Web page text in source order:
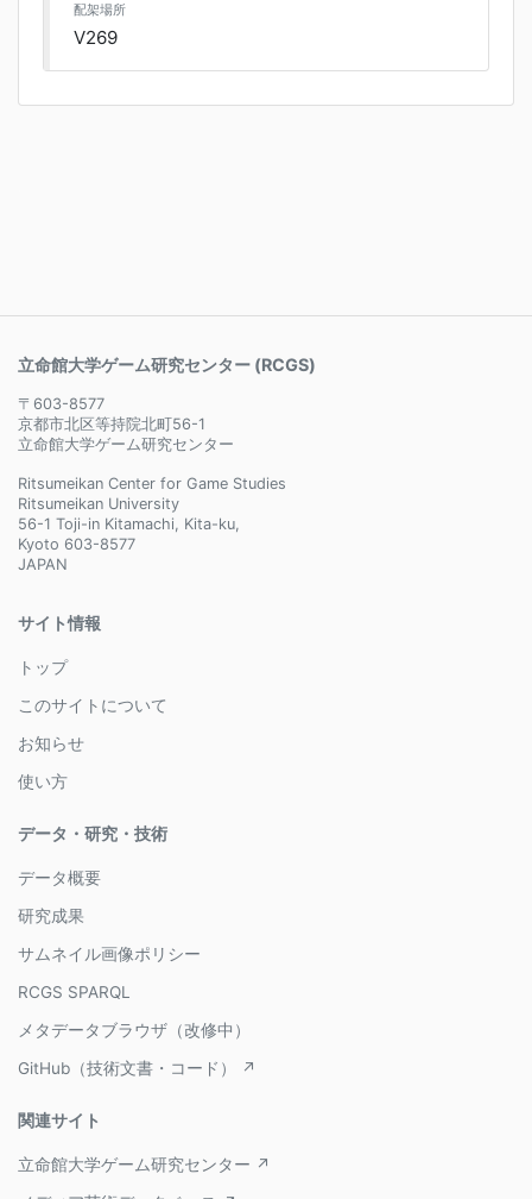
配架場所
V269
立命館大学ゲーム研究センター (RCGS)
〒603-8577
京都市北区等持院北町56-1
立命館大学ゲーム研究センター
Ritsumeikan Center for Game Studies
Ritsumeikan University
56-1 Toji-in Kitamachi, Kita-ku,
Kyoto 603-8577
JAPAN
サイト情報
トップ
このサイトについて
お知らせ
使い方
データ・研究・技術
データ概要
研究成果
サムネイル画像ポリシー
RCGS SPARQL
メタデータブラウザ（改修中）
GitHub（技術文書・コード） ↗
関連サイト
立命館大学ゲーム研究センター ↗